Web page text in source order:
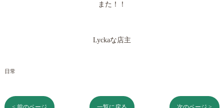
また！！
Lyckaな店主
日常